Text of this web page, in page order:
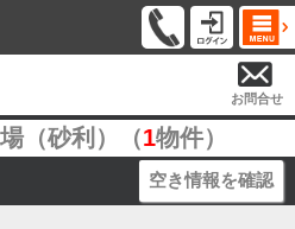
お問合せ
（砂利）（1物件）
空き情報を確認